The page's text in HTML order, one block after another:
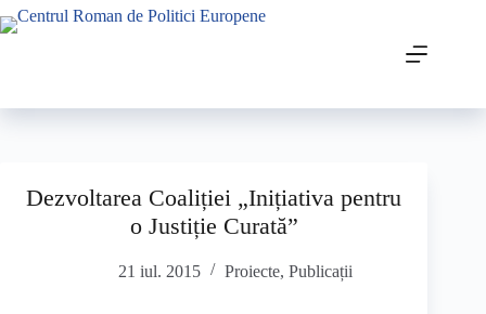
Dezvoltarea Coaliției „Inițiativa pentru
o Justiție Curată”
21 iul. 2015 Proiecte,Publicații